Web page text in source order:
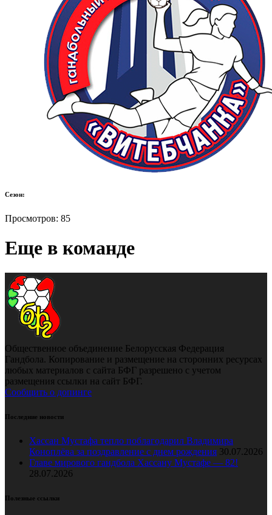
Сезон:
Просмотров: 85
Еще в команде
Общественное объединение Белорусская Федерация
Гандбола. Копирование и размещение на сторонних ресурсах
любых материалов с сайта БФГ разрешено с учетом
размещения ссылки на сайт БФГ.
Сообщить о допинге
Последние новости
Хассан Мустафа тепло поблагодарил Владимира
Коноплёва за поздравление с днем рождения 30.07.2026
Главе мирового гандбола Хассану Мустафе — 82!
28.07.2026
Полезные ссылки